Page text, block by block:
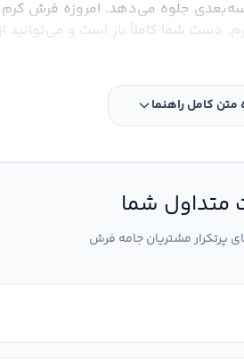
شما کاملاً باز است و می‌توانید
کامل راهنما
متداول شما
پرتکرار مشتریان جامه فرش